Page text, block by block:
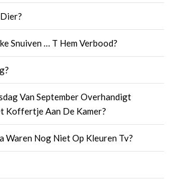
Snuiven … T Hem Verbood?
Van September Overhandigt
Koffertje Aan De Kamer?
Waren Nog Niet Op Kleuren Tv?